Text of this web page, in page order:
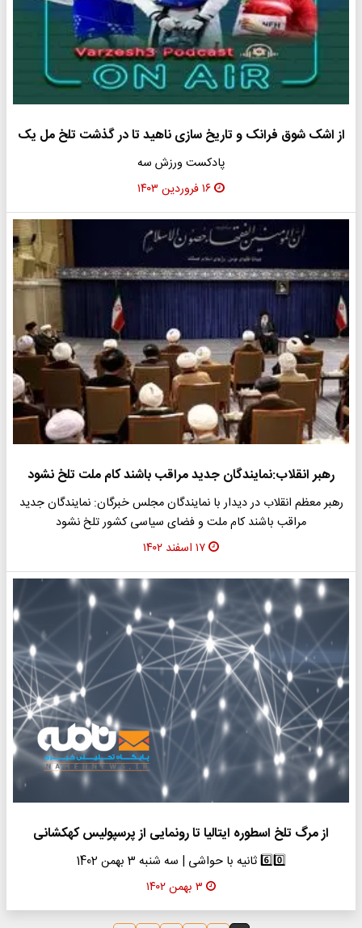
از اشک شوق فرانک و تاریخ سازی ناهید تا در گذشت تلخ مل یک
پادکست ورزش سه
۱۶ فروردین ۱۴۰۳
رهبر انقلاب:نمایندگان جدید مراقب باشند کام ملت تلخ نشود
رهبر معظم انقلاب در دیدار با نمایندگان مجلس خبرگان: نمایندگان جدید
مراقب باشند کام ملت و فضای سیاسی کشور تلخ نشود
۱۷ اسفند ۱۴۰۲
از مرگ تلخ اسطوره ایتالیا تا رونمایی از پرسپولیس کهکشانی
6️⃣0️⃣ ثانیه با حواشی | سه شنبه 3 بهمن 1402
۳ بهمن ۱۴۰۲